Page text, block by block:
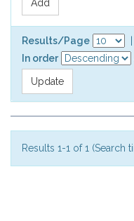
Results/Page
In order
Results 1-1 of 1 (Search